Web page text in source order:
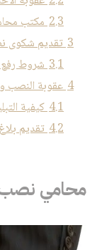
2.3 مكتب
3 تقديم شكوى
3.1 شروط
4 عقوبة النصب
4.1 كيفية
4.2 تقديم
محامي نصب